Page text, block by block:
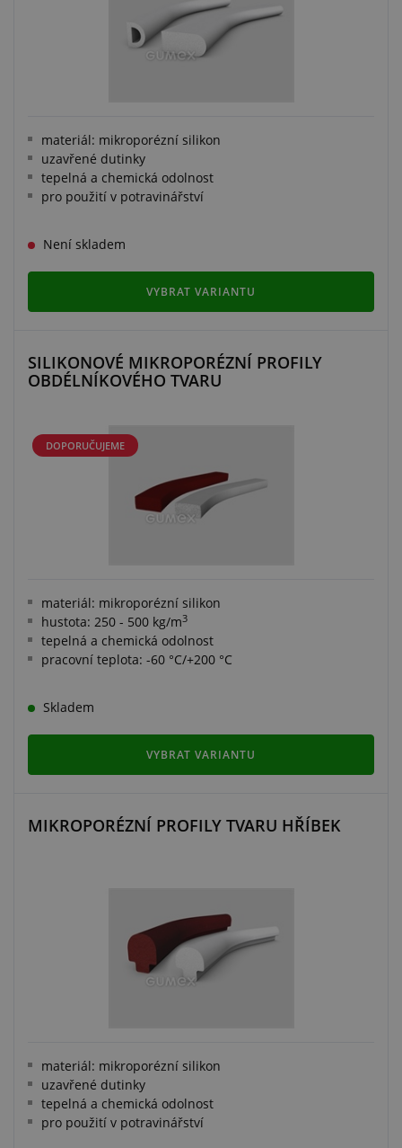
materiál: mikroporézní silikon
uzavřené dutinky
tepelná a chemická odolnost
pro použití v potravinářství
Není skladem
VYBRAT VARIANTU
SILIKONOVÉ MIKROPORÉZNÍ PROFILY
OBDÉLNÍKOVÉHO TVARU
DOPORUČUJEME
materiál: mikroporézní silikon
hustota: 250 - 500 kg/m3
tepelná a chemická odolnost
pracovní teplota: -60 °C/+200 °C
Skladem
VYBRAT VARIANTU
MIKROPORÉZNÍ PROFILY TVARU HŘÍBEK
materiál: mikroporézní silikon
uzavřené dutinky
tepelná a chemická odolnost
pro použití v potravinářství